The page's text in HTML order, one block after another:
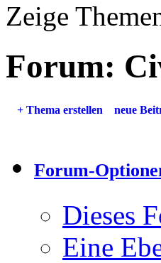
Zeige
Forum:
+ Thema erstellen neue
Forum-
Dieses
Eine